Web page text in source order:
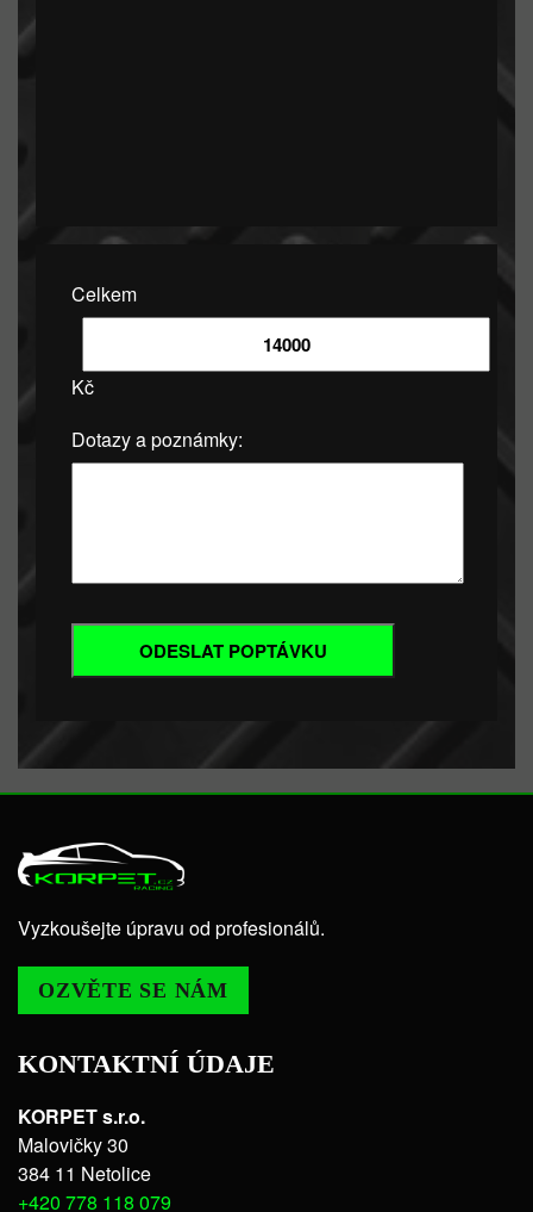
Celkem
Kč
Dotazy a poznámky:
Vyzkoušejte úpravu od profesionálů.
OZVĚTE SE NÁM
KONTAKTNÍ ÚDAJE
KORPET s.r.o.
Malovičky 30
384 11 Netolice
+420 778 118 079